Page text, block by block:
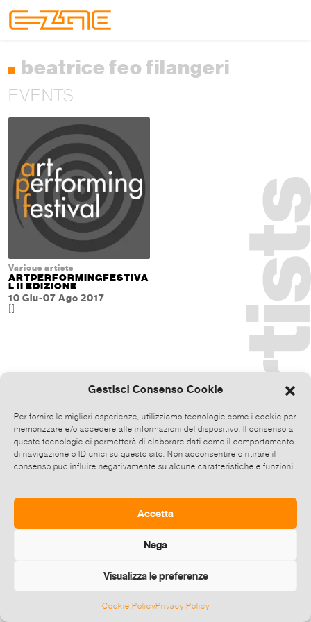
Gestisci Consenso Cookie
Per fornire le migliori esperienze, utilizziamo tecnologie come i cookie per
memorizzare e/o accedere alle informazioni del dispositivo. Il consenso a
queste tecnologie ci permetterà di elaborare dati come il comportamento
di navigazione o ID unici su questo sito. Non acconsentire o ritirare il
consenso può influire negativamente su alcune caratteristiche e funzioni.
Accetta
Nega
Visualizza le preferenze
Cookie PolicyPrivacy Policy
beatrice feo filangeri
EVENTS
Various artists
ARTPERFORMINGFESTIVA
L II EDIZIONE
10 Giu-07 Ago 2017
[]
©2026 E-zine